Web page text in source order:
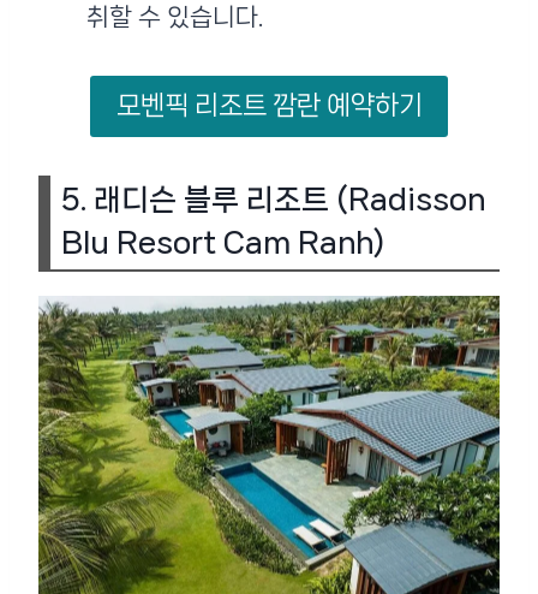
취할 수 있습니다​.
모벤픽 리조트 깜란 예약하기
5. 래디슨 블루 리조트 (Radisson
Blu Resort Cam Ranh)